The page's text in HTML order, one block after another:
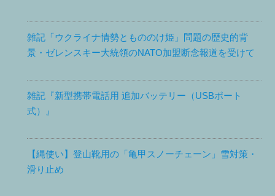
雑記「ウクライナ情勢ともののけ姫」問題の歴史的背
景・ゼレンスキー大統領のNATO加盟断念報道を受けて
雑記『新型携帯電話用 追加バッテリー（USBポート
式）』
【縄使い】登山靴用の「亀甲スノーチェーン」雪対策・
滑り止め